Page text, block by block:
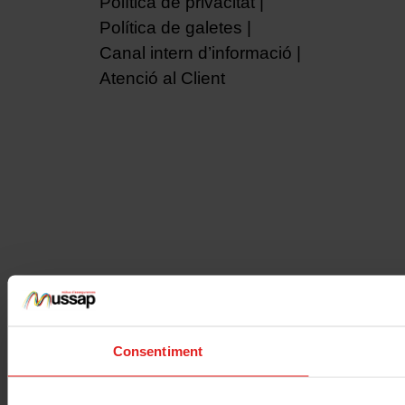
Consentiment
Política de galetes
Canal intern d’informació
Atenció al Client